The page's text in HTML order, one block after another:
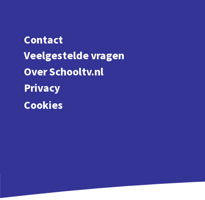
Contact
Veelgestelde vragen
Over Schooltv.nl
Privacy
Cookies